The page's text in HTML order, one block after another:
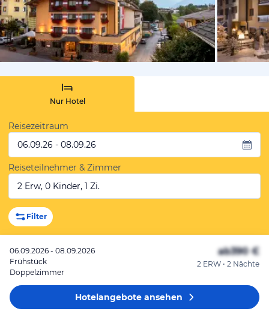
vom
Nur Hotel
Reisezeitraum
06.09.26 - 08.09.26
Reiseteilnehmer & Zimmer
2 Erw, 0 Kinder, 1 Zi.
Filter
06.09.2026 - 08.09.2026
Frühstück
Doppelzimmer
ab390 €
2 ERW • 2 Nächte
Hotelangeboteansehen